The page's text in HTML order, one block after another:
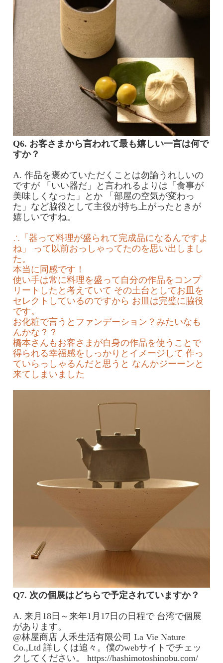
Q6. お客さまから言われて最も嬉しい一言は何で
すか？
A. 作品を褒めていただくことは勿論うれしいの
ですが 「いい器だ」と言われるよりは 「食事が
美味しくなった」とか 「部屋の空気が変わっ
た」 など脇役として主役が持ち上がったときが
嬉しいですね。
∴「器って料理が盛られて完成品になるんですよ
ね」 って以前おっしゃってたのを思い出しまし
た。
本当に同感です！
使い手は常に料理を盛って自分の作品をコンプ
リートしたと考えていて その土台としてお皿を
セレクトしているのですから お皿は完璧に脇役
です。
お化粧で言うとファンデーション？みたいなも
んかな？？
橋本さんもお客さまが自身の作品を使うことで
得られる幸福感をしっかりとイメージして 作っ
ていらっしゃるんだと思うと なんかジーーンと
来てしまいました
Q7. 次の個展はどちらで予定されていますか？
A. 来月18日～来年1月17日の日程で 台湾で個展
があります。
@林屋商店 人禾生活有限公司 La Vie Nature
Co.,Ltd 詳しくは追々。僕のwebサイトでチェッ
クしてください。https://hashimotoshinobu.com/